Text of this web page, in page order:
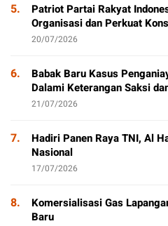
5.
Patriot Partai Rakyat
Organisasi dan Perkuat
20/07/2026
6.
Babak Baru Kasus
Dalami Keterangan Saksi
21/07/2026
7.
Hadiri Panen Raya TNI, Al
Nasional
17/07/2026
8.
Komersialisasi Gas
Baru